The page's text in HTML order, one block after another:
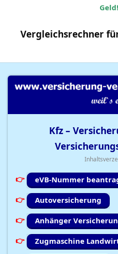
Geld!
Vergleichsrechner
Kfz –
eVB-Nummer
Autoversicherung
Anhänger
Zugmaschine